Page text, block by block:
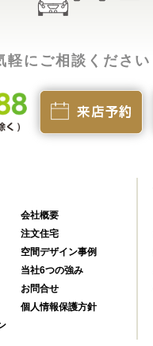
軽にご相談ください
会社概要
注文住宅
空間デザイン事例
当社6つの強み
お問合せ
個人情報保護方針